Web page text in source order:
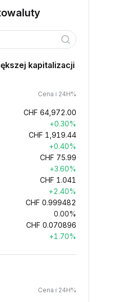
kapitalizacji
Cena i 24H%
CHF 64,972.00
+0.30%
CHF 1,919.44
+0.40%
CHF 75.99
+3.60%
CHF 1.041
+2.40%
CHF 0.999482
0.00%
CHF 0.070896
+1.70%
Cena i 24H%